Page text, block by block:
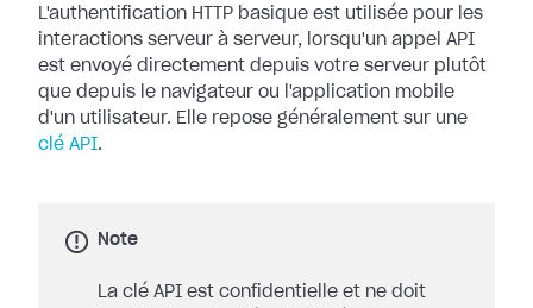
L'authentification HTTP basique est utilisée pour les
interactions serveur à serveur, lorsqu'un appel API
est envoyé directement depuis votre serveur plutôt
que depuis le navigateur ou l'application mobile
d'un utilisateur. Elle repose généralement sur une
clé API.
Note
La clé API est confidentielle et ne doit